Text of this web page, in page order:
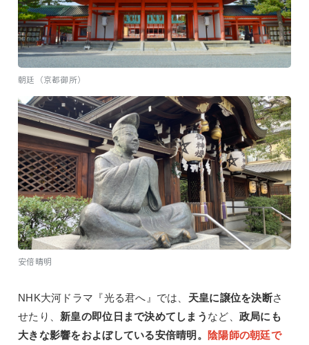
朝廷（京都御所）
安倍晴明
NHK大河ドラマ『光る君へ』では、 天皇に譲位を決断さ
せたり、 新皇の即位日まで決めてしまう など、 政局にも
大きな影響をおよぼしている安倍晴明。
陰陽師の朝廷で